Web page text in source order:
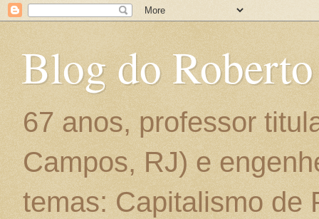
Blog do
67 anos, professor
Campos, RJ) e
temas: Capitalismo de